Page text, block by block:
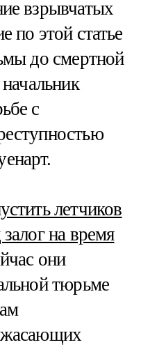
взрывчатых
по этой статье
до смертной
с
летчиков
на время
они
тюрьме